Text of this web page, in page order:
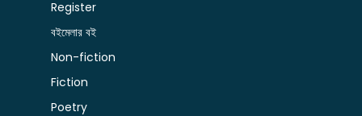
Register
বইমেলার বই
Non-fiction
Fiction
Poetry